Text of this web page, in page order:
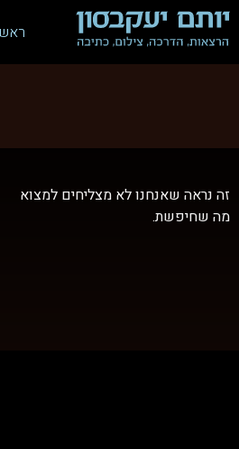
זה נראה שאנחנו לא מצליחים למצוא
מה שחיפשת.